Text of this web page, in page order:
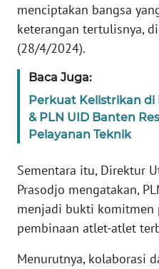
menciptakan bangsa
keterangan tertulisnya,
(28/4/2024).
Baca Juga:
Perkuat Kelistrikan di
& PLN UID Banten
Pelayanan Teknik
Sementara itu, Direktur
Prasodjo mengatakan,
menjadi bukti komitmen
pembinaan atlet-atlet
Menurutnya, kolaborasi
WN
JAMBI
WN
SULTRA
WN
WN
SULTENG
SULBAR